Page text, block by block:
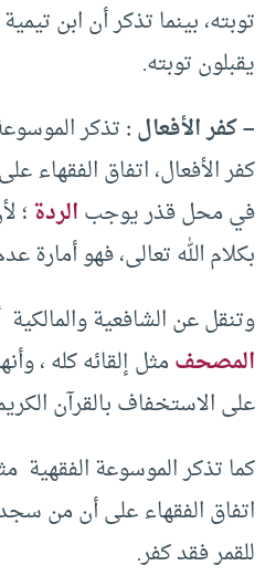
توبته، بينما تذكر أن ابن
يقبلون توبته.
– كفر الأفعال :تذكر
كفر الأفعال، اتفاق الفقهاء
في محل قذر يوجبالردة؛
بكلام الله تعالى، فهو أمارة
وتنقل عن الشافعية
المصحفمثل إلقائه كله ،
على الاستخفاف بالقرآن
كما تذكر الموسوعة الفقهية
اتفاق الفقهاء على أن من
للقمر فقد كفر.